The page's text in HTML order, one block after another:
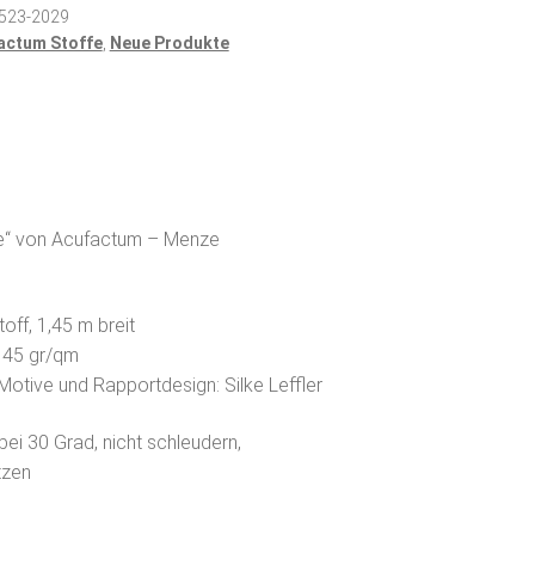
2029
Stoffe, Neue Produkte
von Acufactum – Menze
1,45 m breit
gr/qm
und Rapportdesign: Silke Leffler
30 Grad, nicht schleudern,